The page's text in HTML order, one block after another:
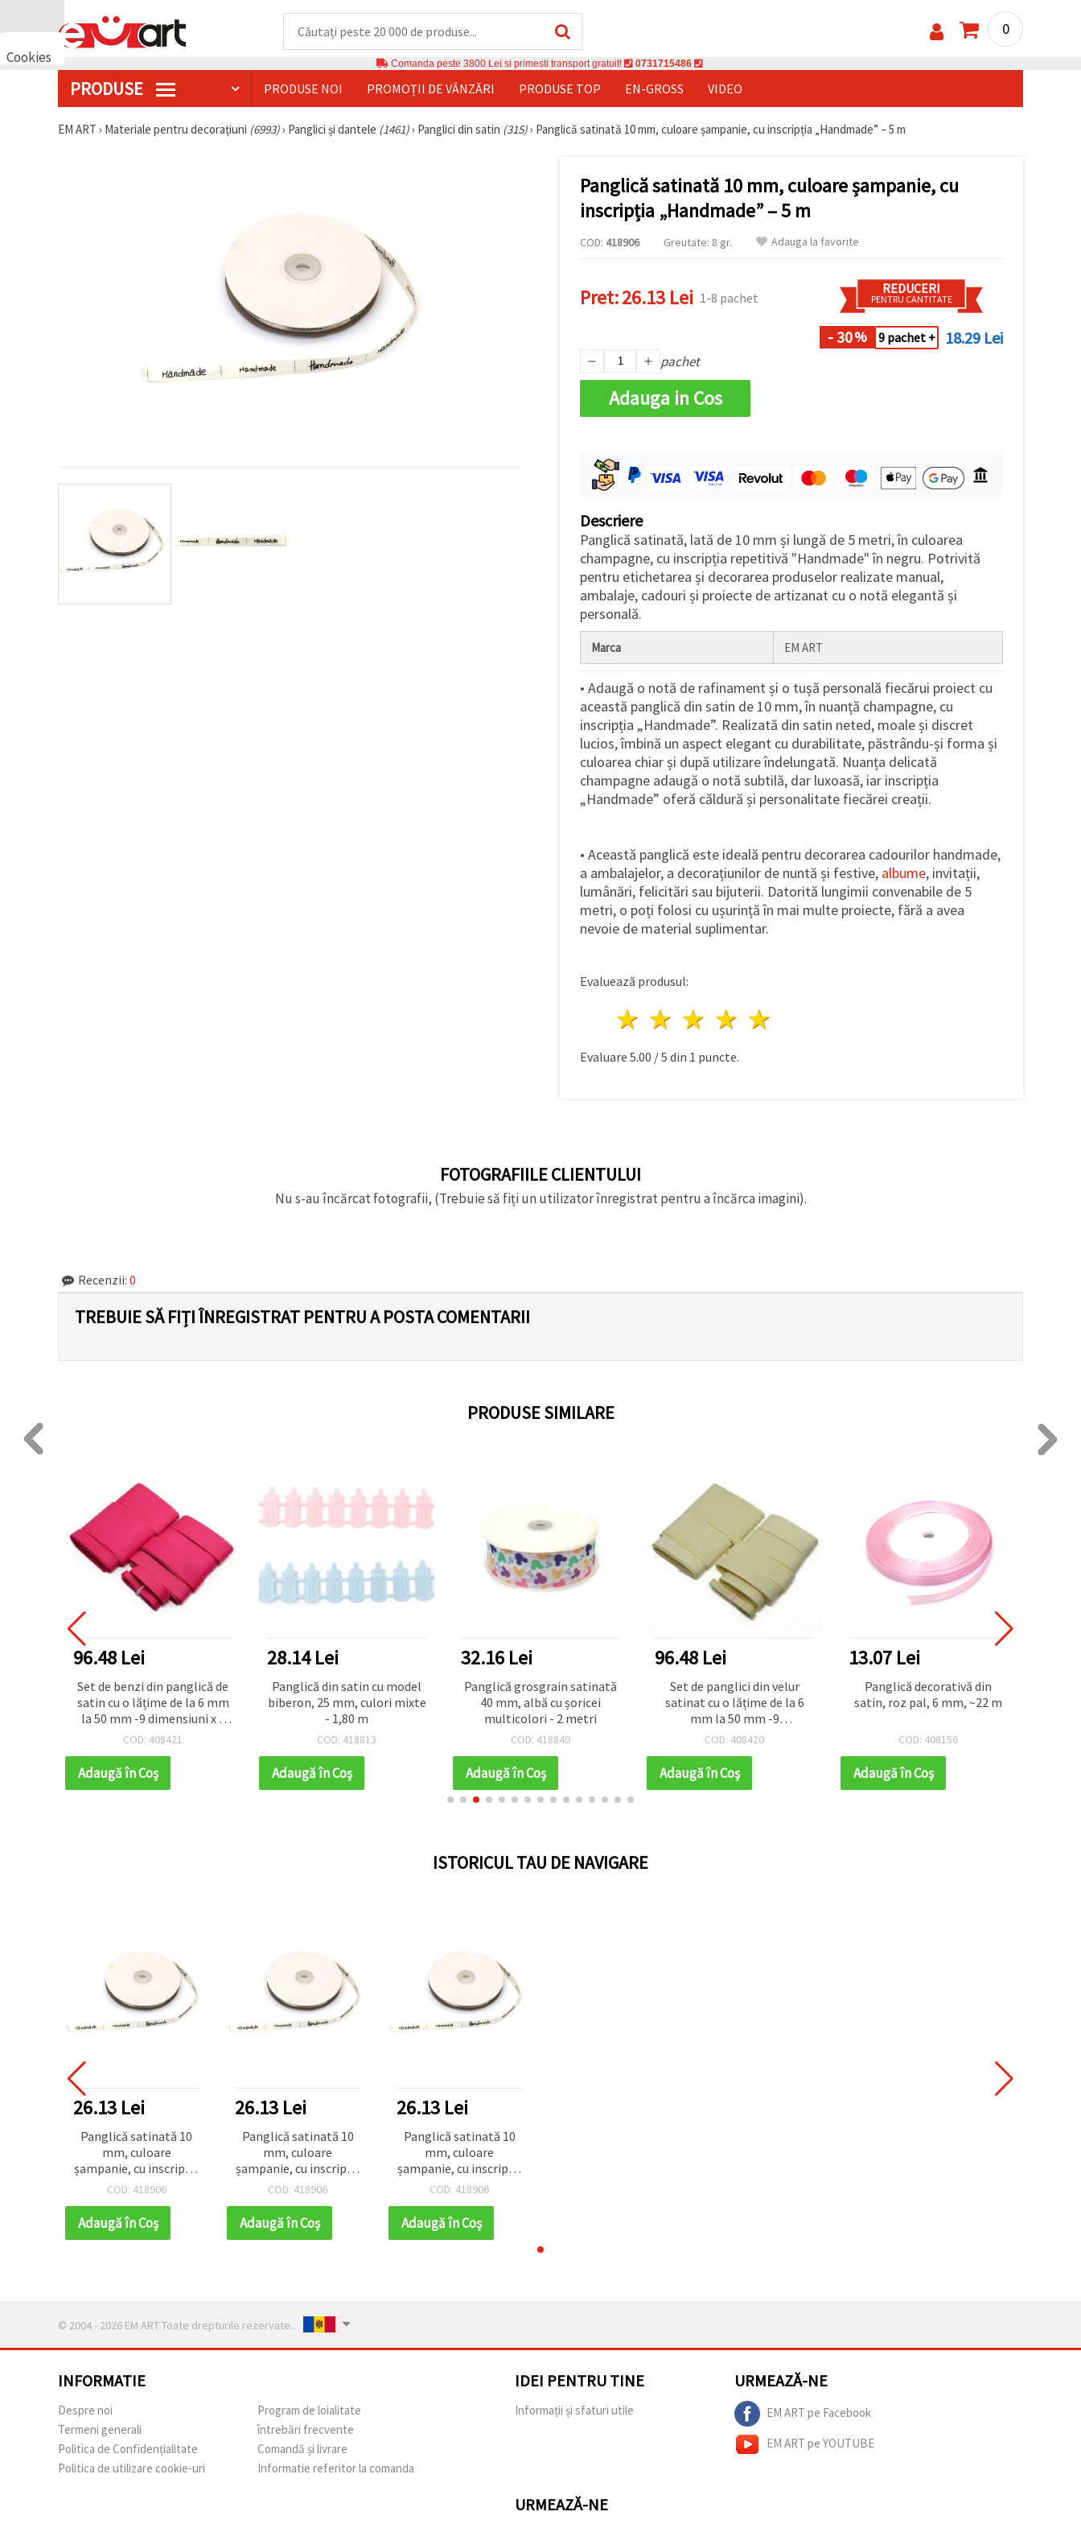
Cookies
0
Comanda peste 3800 Lei si primesti transport gratuit! 0731715486
PRODUSE PRODUSE NOI PROMOȚII DE VÂNZĂRI PRODUSE TOP EN-GROSS VIDEO
EM ART › Materiale pentru decorațiuni (6993)› Panglici și dantele (1461)› Panglici din satin (315)› Panglică satinată 10 mm, culoare șampanie, cu inscripția „Handmade” – 5 m
Panglică satinată 10 mm, culoare șampanie, cu
inscripția „Handmade” – 5 m
COD: 418906 Greutate: 8 gr. Adauga la favorite
Pret:26.13 Lei 1-8 pachet
REDUCERI
PENTRU CANTITATE
- 30% 9 pachet + 18.29 Lei
pachet
Adauga in Cos
Descriere
Panglică satinată, lată de 10 mm și lungă de 5 metri, în culoarea
champagne, cu inscripția repetitivă "Handmade" în negru. Potrivită
pentru etichetarea și decorarea produselor realizate manual,
ambalaje, cadouri și proiecte de artizanat cu o notă elegantă și
personală.
Marca EM ART
• Adaugă o notă de rafinament și o tușă personală fiecărui proiect cu
această panglică din satin de 10 mm, în nuanță champagne, cu
inscripția „Handmade”. Realizată din satin neted, moale și discret
lucios, îmbină un aspect elegant cu durabilitate, păstrându-și forma și
culoarea chiar și după utilizare îndelungată. Nuanța delicată
champagne adaugă o notă subtilă, dar luxoasă, iar inscripția
„Handmade” oferă căldură și personalitate fiecărei creații.
• Această panglică este ideală pentru decorarea cadourilor handmade,
a ambalajelor, a decorațiunilor de nuntă și festive, albume, invitații,
lumânări, felicitări sau bijuterii. Datorită lungimii convenabile de 5
metri, o poți folosi cu ușurință în mai multe proiecte, fără a avea
nevoie de material suplimentar.
Evaluează produsul:
4 stele
3 stele
2 stele
1 stea
Evaluare 5.00 /5 din 1 puncte.
FOTOGRAFIILE CLIENTULUI
Nu s-au încărcat fotografii, (Trebuie să fiți un utilizator înregistrat pentru a încărca imagini).
Recenzii: 0
TREBUIE SĂ FIȚI ÎNREGISTRAT PENTRU A POSTA COMENTARII
PRODUSE SIMILARE
28.14 Lei
Panglică din satin cu model
biberon, 25 mm, culori mixte
- 1,80 m
COD: 418813
Adaugă în Coş
32.16 Lei
Panglică grosgrain satinată
40 mm, albă cu șoricei
multicolori - 2 metri
COD: 418849
Adaugă în Coş
96.48 Lei
Set de panglici din velur
satinat cu o lățime de la 6
mm la 50 mm -9
dimensiunea x 1 metru
COD: 408420
Adaugă în Coş
13.07 Lei
Panglică decorativă din
satin, roz pal, 6 mm, ~22 m
COD: 408156
Adaugă în Coş
32.16 Lei
Panglică decorativă din
satin, model „Pasăre în
1,80 m
COD: 418808
Adaugă în Coş
ISTORICUL TAU DE NAVIGARE
26.13 Lei
Panglică satinată 10
mm, culoare
șampanie, cu inscripția
„Handmade” – 5 m
COD: 418906
Adaugă în Coş
26.13 Lei
Panglică satinată 10
mm, culoare
șampanie, cu inscripția
„Handmade” – 5 m
COD: 418906
Adaugă în Coş
26.13 Lei
Panglică satinată 10
mm, culoare
șampanie, cu inscripția
„Handmade” – 5 m
COD: 418906
Adaugă în Coş
© 2004 - 2026 EM ART Toate drepturile rezervate..
INFORMATIE
Despre noi
Termeni generali
Politica de Confidențialitate
Politica de utilizare cookie-uri
Program de loialitate
întrebări frecvente
Comandă și livrare
Informatie referitor la comanda
IDEI PENTRU TINE
Informații și sfaturi utile
URMEAZĂ-NE
EM ART pe Facebook
EM ART pe YOUTUBE
URMEAZĂ-NE